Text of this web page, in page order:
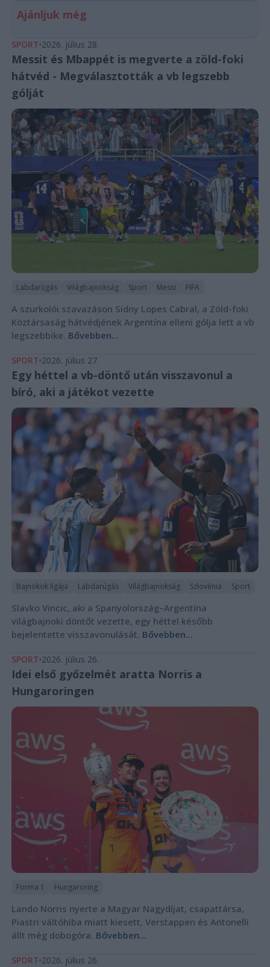
Ajánljuk még
SPORT 2026. július 28.
Messit és Mbappét is megverte a zöld-foki
hátvéd - Megválasztották a vb legszebb
gólját
Labdarúgás Világbajnokság Sport Messi FIFA
A szurkolói szavazáson Sidny Lopes Cabral, a Zöld-foki
Köztársaság hátvédjének Argentína elleni gólja lett a vb
legszebbike. Bővebben...
SPORT 2026. július 27.
Egy héttel a vb-döntő után visszavonul a
bíró, aki a játékot vezette
Bajnokok ligája Labdarúgás Világbajnokság Szlovénia Sport
Slavko Vincic, aki a Spanyolország–Argentína
világbajnoki döntőt vezette, egy héttel később
bejelentette visszavonulását. Bővebben...
SPORT 2026. július 26.
Idei első győzelmét aratta Norris a
Hungaroringen
Forma 1 Hungaroring
Lando Norris nyerte a Magyar Nagydíjat, csapattársa,
Piastri váltóhiba miatt kiesett, Verstappen és Antonelli
állt még dobogóra. Bővebben...
SPORT 2026. július 26.